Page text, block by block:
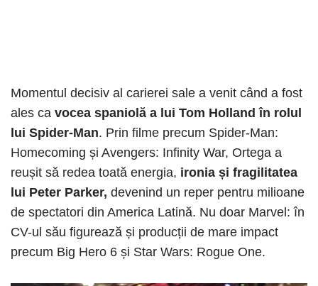
Momentul decisiv al carierei sale a venit când a fost
ales ca vocea spaniolă a lui Tom Holland în rolul
lui Spider-Man. Prin filme precum Spider-Man:
Homecoming și Avengers: Infinity War, Ortega a
reușit să redea toată energia, ironia și fragilitatea
lui Peter Parker, devenind un reper pentru milioane
de spectatori din America Latină. Nu doar Marvel: în
CV-ul său figurează și producții de mare impact
precum Big Hero 6 și Star Wars: Rogue One.